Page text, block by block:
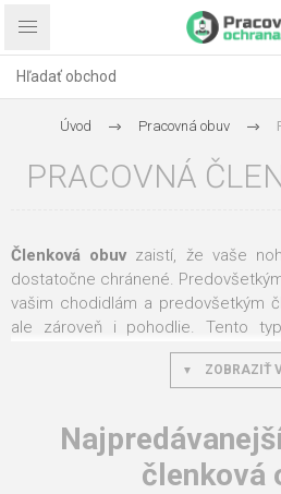
Úvod Pracovná obuv
PRACOVNÁ
Členková obuv zaistí, že vaše
dostatočne chránené.
vašim chodidlám a predovšetkým
ale zároveň i pohodlie. Tento
vhodný pre rad profesií.
členková
Členkovú pracovnú obuv
variante. Niektoré modely
podrážku. Tú najvyššiu kvalitu
ZOBRAZIŤ
členková